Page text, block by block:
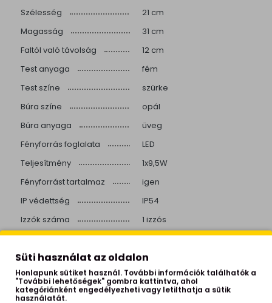
Szélesség
21 cm
Magasság
31 cm
Faltól való távolság
12 cm
Test anyaga
fém
Test színe
szürke
Búra színe
opál
Búra anyaga
üveg
Fényforrás foglalata
LED
Teljesítmény
1x9,5W
Fényforrást tartalmaz
igen
IP védettség
IP54
Izzók száma
1 izzós
Helyiség
kültér
Stílus
industrial
Beépített LED
igen
Mozgásérzékelős
igen
Süti használat az oldalon
Honlapunk sütiket használ. További információk találhatók a
"További lehetőségek" gombra kattintva, ahol
kategóriánként engedélyezheti vagy letilthatja a sütik
használatát.